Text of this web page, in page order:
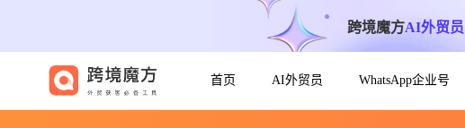
跨境魔方AI外贸员
首页 AI外贸员 WhatsApp企业号